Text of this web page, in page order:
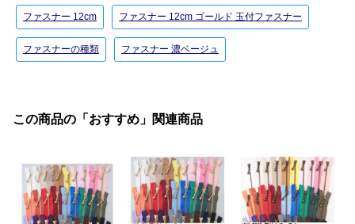
ファスナー 12cm ファスナー 12cm ゴールド 玉付ファスナー
ファスナーの種類 ファスナー 濃ベージュ
この商品の「おすすめ」関連商品